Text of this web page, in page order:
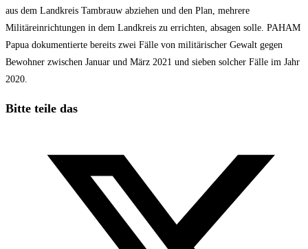
aus dem Landkreis Tambrauw abziehen und den Plan, mehrere
Militäreinrichtungen in dem Landkreis zu errichten, absagen solle. PAHAM
Papua dokumentierte bereits zwei Fälle von militärischer Gewalt gegen
Bewohner zwischen Januar und März 2021 und sieben solcher Fälle im Jahr
2020.
Bitte teile dasDiesen